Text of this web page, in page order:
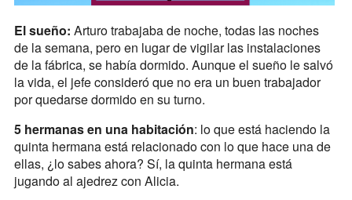
El sueño: Arturo trabajaba de noche, todas las noches
de la semana, pero en lugar de vigilar las instalaciones
de la fábrica, se había dormido. Aunque el sueño le salvó
la vida, el jefe consideró que no era un buen trabajador
por quedarse dormido en su turno.
5 hermanas en una habitación: lo que está haciendo la
quinta hermana está relacionado con lo que hace una de
ellas, ¿lo sabes ahora? Sí, la quinta hermana está
jugando al ajedrez con Alicia.